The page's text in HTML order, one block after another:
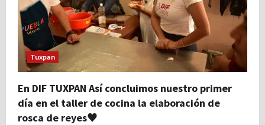
Tuxpan
En DIF TUXPAN Así concluimos nuestro primer
día en el taller de cocina la elaboración de
rosca de reyes♥️